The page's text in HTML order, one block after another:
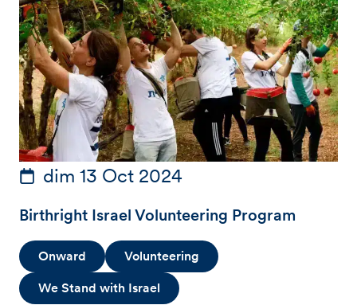
dim 13 Oct 2024
Birthright Israel Volunteering Program
Onward Volunteering
We Stand with Israel